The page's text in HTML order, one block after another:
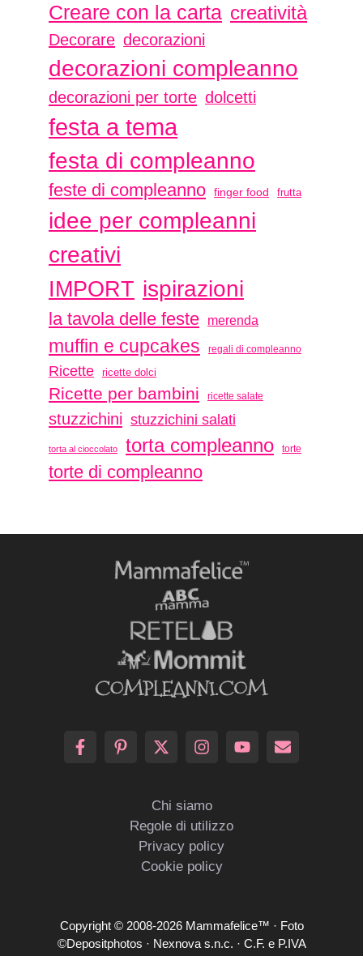
Creare con la carta creatività
Decorare decorazioni
decorazioni compleanno
decorazioni per torte dolcetti
festa a tema
festa di compleanno
feste di compleanno finger food frutta
idee per compleanni
creativi
IMPORT ispirazioni
la tavola delle feste merenda
muffin e cupcakes regali di compleanno
Ricette ricette dolci
Ricette per bambini ricette salate
stuzzichini stuzzichini salati
torta al cioccolato torta compleanno torte
torte di compleanno
Chi siamo
Regole di utilizzo
Privacy policy
Cookie policy
Copyright © 2008-2026 Mammafelice™ · Foto
©Depositphotos · Nexnova s.n.c. · C.F. e P.IVA